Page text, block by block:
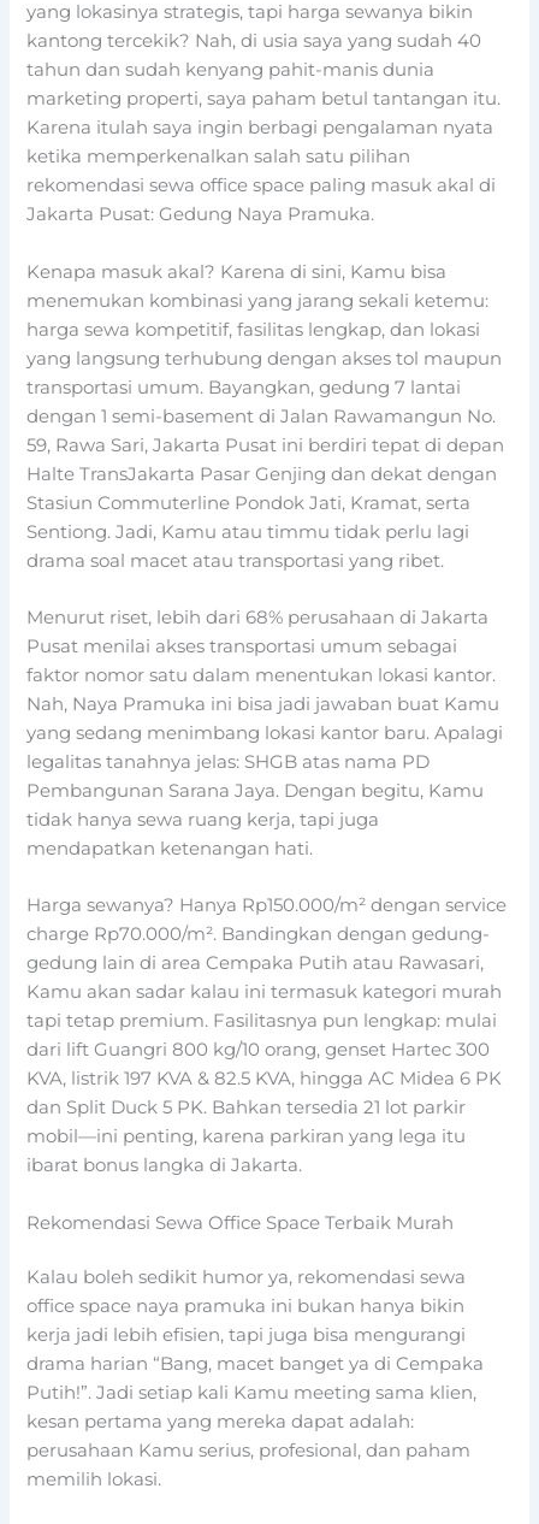
yang lokasinya strategis, tapi harga sewanya bikin
kantong tercekik? Nah, di usia saya yang sudah 40
tahun dan sudah kenyang pahit-manis dunia
marketing properti, saya paham betul tantangan itu.
Karena itulah saya ingin berbagi pengalaman nyata
ketika memperkenalkan salah satu pilihan
rekomendasi sewa office space paling masuk akal di
Jakarta Pusat: Gedung Naya Pramuka.
Kenapa masuk akal? Karena di sini, Kamu bisa
menemukan kombinasi yang jarang sekali ketemu:
harga sewa kompetitif, fasilitas lengkap, dan lokasi
yang langsung terhubung dengan akses tol maupun
transportasi umum. Bayangkan, gedung 7 lantai
dengan 1 semi-basement di Jalan Rawamangun No.
59, Rawa Sari, Jakarta Pusat ini berdiri tepat di depan
Halte TransJakarta Pasar Genjing dan dekat dengan
Stasiun Commuterline Pondok Jati, Kramat, serta
Sentiong. Jadi, Kamu atau timmu tidak perlu lagi
drama soal macet atau transportasi yang ribet.
Menurut riset, lebih dari 68% perusahaan di Jakarta
Pusat menilai akses transportasi umum sebagai
faktor nomor satu dalam menentukan lokasi kantor.
Nah, Naya Pramuka ini bisa jadi jawaban buat Kamu
yang sedang menimbang lokasi kantor baru. Apalagi
legalitas tanahnya jelas: SHGB atas nama PD
Pembangunan Sarana Jaya. Dengan begitu, Kamu
tidak hanya sewa ruang kerja, tapi juga
mendapatkan ketenangan hati.
Harga sewanya? Hanya Rp150.000/m² dengan service
charge Rp70.000/m². Bandingkan dengan gedung-
gedung lain di area Cempaka Putih atau Rawasari,
Kamu akan sadar kalau ini termasuk kategori murah
tapi tetap premium. Fasilitasnya pun lengkap: mulai
dari lift Guangri 800 kg/10 orang, genset Hartec 300
KVA, listrik 197 KVA & 82.5 KVA, hingga AC Midea 6 PK
dan Split Duck 5 PK. Bahkan tersedia 21 lot parkir
mobil—ini penting, karena parkiran yang lega itu
ibarat bonus langka di Jakarta.
Rekomendasi Sewa Office Space Terbaik Murah
Kalau boleh sedikit humor ya, rekomendasi sewa
office space naya pramuka ini bukan hanya bikin
kerja jadi lebih efisien, tapi juga bisa mengurangi
drama harian “Bang, macet banget ya di Cempaka
Putih!”. Jadi setiap kali Kamu meeting sama klien,
kesan pertama yang mereka dapat adalah:
perusahaan Kamu serius, profesional, dan paham
memilih lokasi.